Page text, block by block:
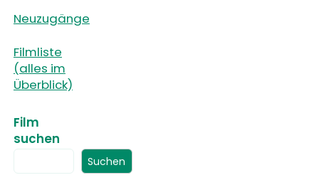
Neuzugänge
Filmliste
(alles im
Überblick)
Film
suchen
Suchen